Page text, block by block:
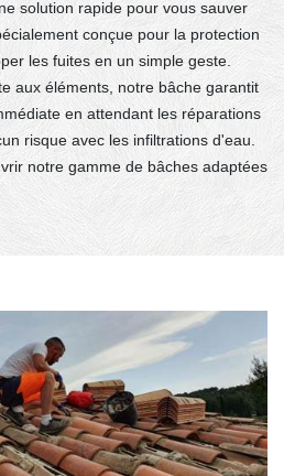
solution rapide pour vous sauver
conçue pour la protection
les fuites en un simple geste.
aux éléments, notre bâche garantit
en attendant les réparations
risque avec les infiltrations d'eau.
notre gamme de bâches adaptées